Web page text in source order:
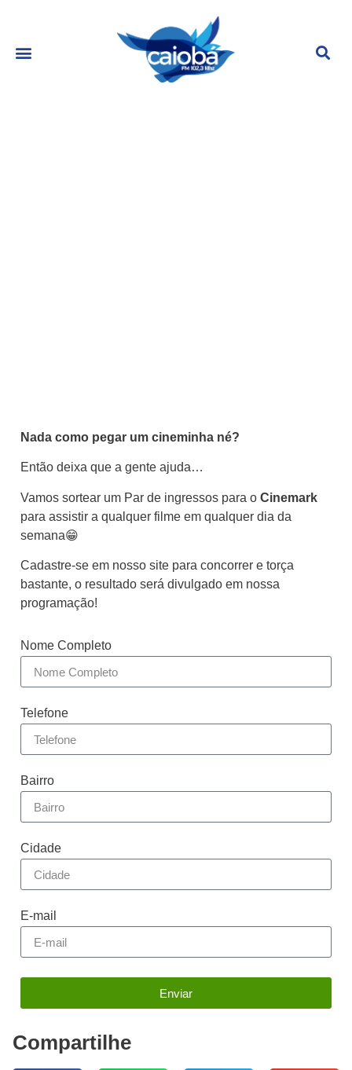
Nada como pegar um cineminha né?
Então deixa que a gente ajuda…
Vamos sortear um Par de ingressos para o Cinemark
para assistir a qualquer filme em qualquer dia da
semana😁
Cadastre-se em nosso site para concorrer e torça
bastante, o resultado será divulgado em nossa
programação!
Nome Completo
Telefone
Bairro
Cidade
E-mail
Enviar
Compartilhe